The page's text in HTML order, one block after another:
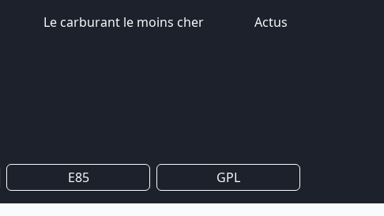
Le carburant le moins cher Actus
E85 GPL